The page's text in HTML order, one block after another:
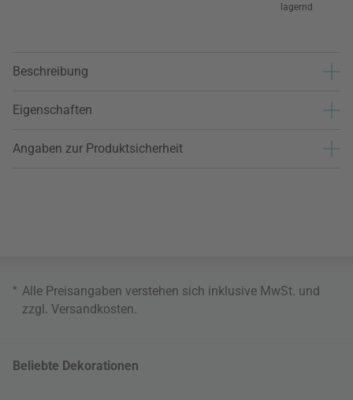
lagernd
Beschreibung
Eigenschaften
Angaben zur Produktsicherheit
* Alle Preisangaben verstehen sich inklusive MwSt. und
zzgl. Versandkosten
Beliebte Dekorationen